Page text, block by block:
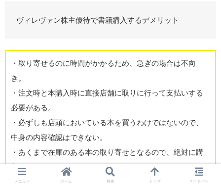
ヴィレヴァン株主優待で書籍購入するデメリット
・取り寄せるのに時間がかかるため、急ぎの場合は不向
き。
・注文時と本購入時に直接店舗に取りに行って支払いする
必要がある。
・必ずしも店頭においている本を買うわけではないので、
中身の内容確認はできない。
・あくまで在庫のある本の取り寄せとなるので、絶対に購
入できるわけではない。
メニュー ホーム 検索 トップ サイドバー